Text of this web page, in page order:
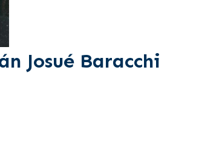
Josué Baracchi